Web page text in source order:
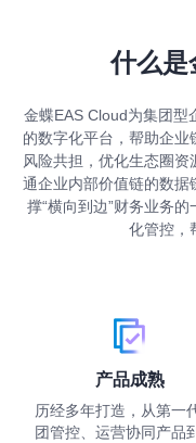
什么
金蝶EAS Cloud为集团型
的数字化平台，帮助企业
风险共担，优化生态圈
通企业内部价值链的数据
撑“横向到边”财务业务
化管控，
产品成熟
历经多年打造，从第一
团管控、运营协同产品